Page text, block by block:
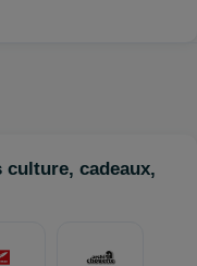
cadeaux,